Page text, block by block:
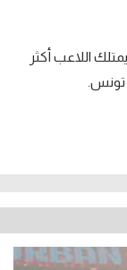
اللاعب أكثر
تونس.